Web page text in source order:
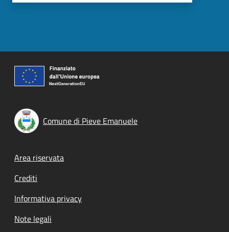
Comune di Pieve Emanuele
Footer menu
Area riservata
Crediti
Informativa privacy
Note legali